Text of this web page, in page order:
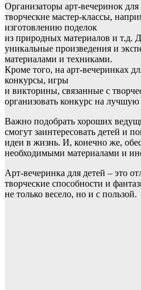
Организаторы арт-вечеринок
творческие мастер-классы,
изготовлению поделок
из природных материалов и т.д.
уникальные произведения и
материалами и техниками.
Кроме того, на арт-вечеринках
конкурсы, игры
и викторины, связанные с
организовать конкурс на
Важно подобрать хороших
смогут заинтересовать детей и
идеи в жизнь. И, конечно же,
необходимыми материалами и
Арт-вечеринка для детей – это
творческие способности и
не только весело, но и с пользой.